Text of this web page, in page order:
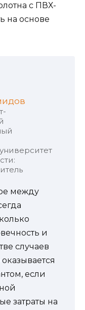
с ПВХ-
на основе
между
и
случаев
если
затраты на